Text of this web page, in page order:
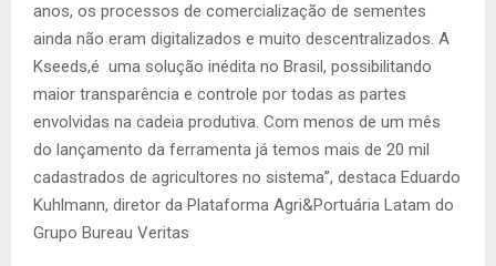
anos, os processos de comercialização de sementes
ainda não eram digitalizados e muito descentralizados. A
Kseeds,é uma solução inédita no Brasil, possibilitando
maior transparência e controle por todas as partes
envolvidas na cadeia produtiva. Com menos de um mês
do lançamento da ferramenta já temos mais de 20 mil
cadastrados de agricultores no sistema”, destaca Eduardo
Kuhlmann, diretor da Plataforma Agri&Portuária Latam do
Grupo Bureau Veritas